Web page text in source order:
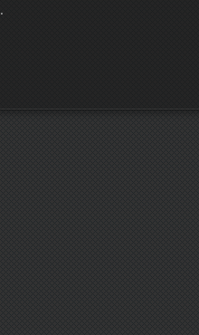
.